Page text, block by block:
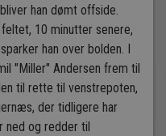
han dømt offside.
10 minutter senere,
han over bolden. I
"Miller" Andersen frem til
til rette til venstrepoten,
der tidligere har
og redder til